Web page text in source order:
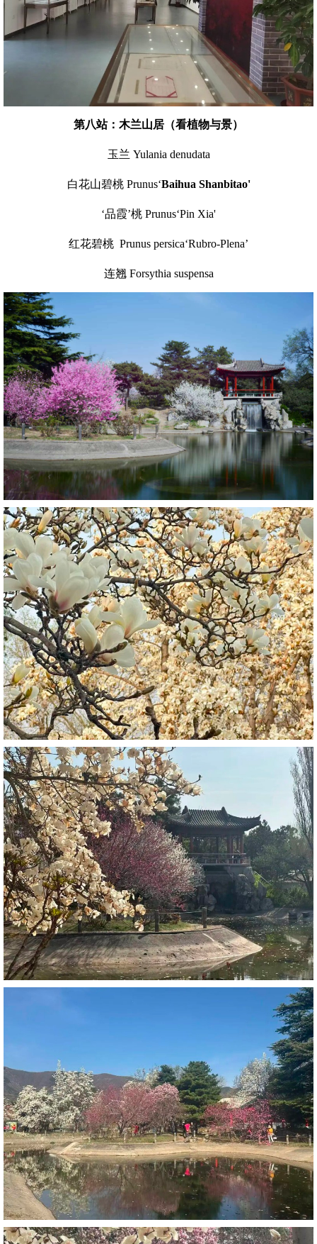
第八站：木兰山居（看植物与景）
玉兰 Yulania denudata
白花山碧桃 Prunus‘Baihua Shanbitao'
‘品霞’桃 Prunus‘Pin Xia'
红花碧桃 Prunus persica‘Rubro-Plena’
连翘 Forsythia suspensa